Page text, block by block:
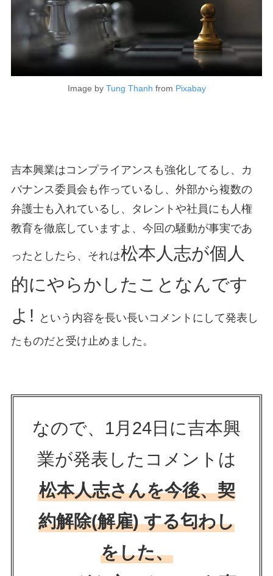
Image by Tung Thanh from Pixabay
吉本興業はコンプライアンスも強化してるし、カ
バナンス委員会も作っているし、外部から複数の
弁護士も入れているし、タレントや社員にも人権
教育を徹底していますよ、今回の騒動が事実であ
ったとしたら、それは松本人志が個人
的にやらかしたことなんです
よ!
という内容を長い長いコメントにして発表し
たものだと受け止めました。
なので、1月24日に吉本興
業が発表したコメントは
松本人志さんを今後、契
約解除(解雇) する匂わし
をした、